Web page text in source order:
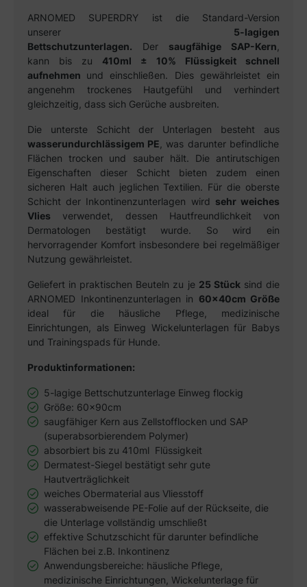
ARNOMED SUPERDRY ist die Standard-Version
unserer 5-lagigen
Bettschutzunterlagen. Der saugfähige SAP-Kern
kann bis zu 410ml ± 10% Flüssigkeit schnell
aufnehmen und einschließen. Dies gewährleistet ein
angenehm trockenes Hautgefühl und verhindert
gleichzeitig, dass sich Gerüche ausbreiten.
Die unterste Schicht der Unterlagen besteht aus
wasserundurchlässigem PE , was darunter befindliche
Flächen trocken und sauber hält. Die antirutschigen
Eigenschaften dieser Schicht bieten zudem einen
sicheren Halt auch jeglichen Textilien. Für die oberste
Schicht der Inkontinenzunterlagen wird sehr weiches
Vlies verwendet, dessen Hautfreundlichkeit von
Dermatologen bestätigt wurde. So wird ein
hervorragender Komfort insbesondere bei regelmäßiger
Nutzung gewährleistet.
Geliefert in praktischen Beuteln zu je 25 Stücksind die
ARNOMED Inkontinenzunterlagen in 60x40cm Größe
ideal für die häusliche Pflege, medizinische
Einrichtungen, als Einweg Wickelunterlagen für Babys
und Trainingspads für Hunde.
Produktinformationen:
5-lagige Bettschutzunterlage Einweg flockig
Größe: 60x90cm
saugfähiger Kern aus Zellstofflocken und SAP
(superabsorbierendem Polymer)
absorbiert bis zu 410ml Flüssigkeit
Dermatest-Siegel bestätigt sehr gute
Hautverträglichkeit
weiches Obermaterial aus Vliesstoff
wasserabweisende PE-Folie auf der Rückseite, die
die Unterlage vollständig umschließt
effektive Schutzschicht für darunter befindliche
Flächen bei z.B. Inkontinenz
Anwendungsbereiche: häusliche Pflege,
medizinische Einrichtungen, Wickelunterlage für